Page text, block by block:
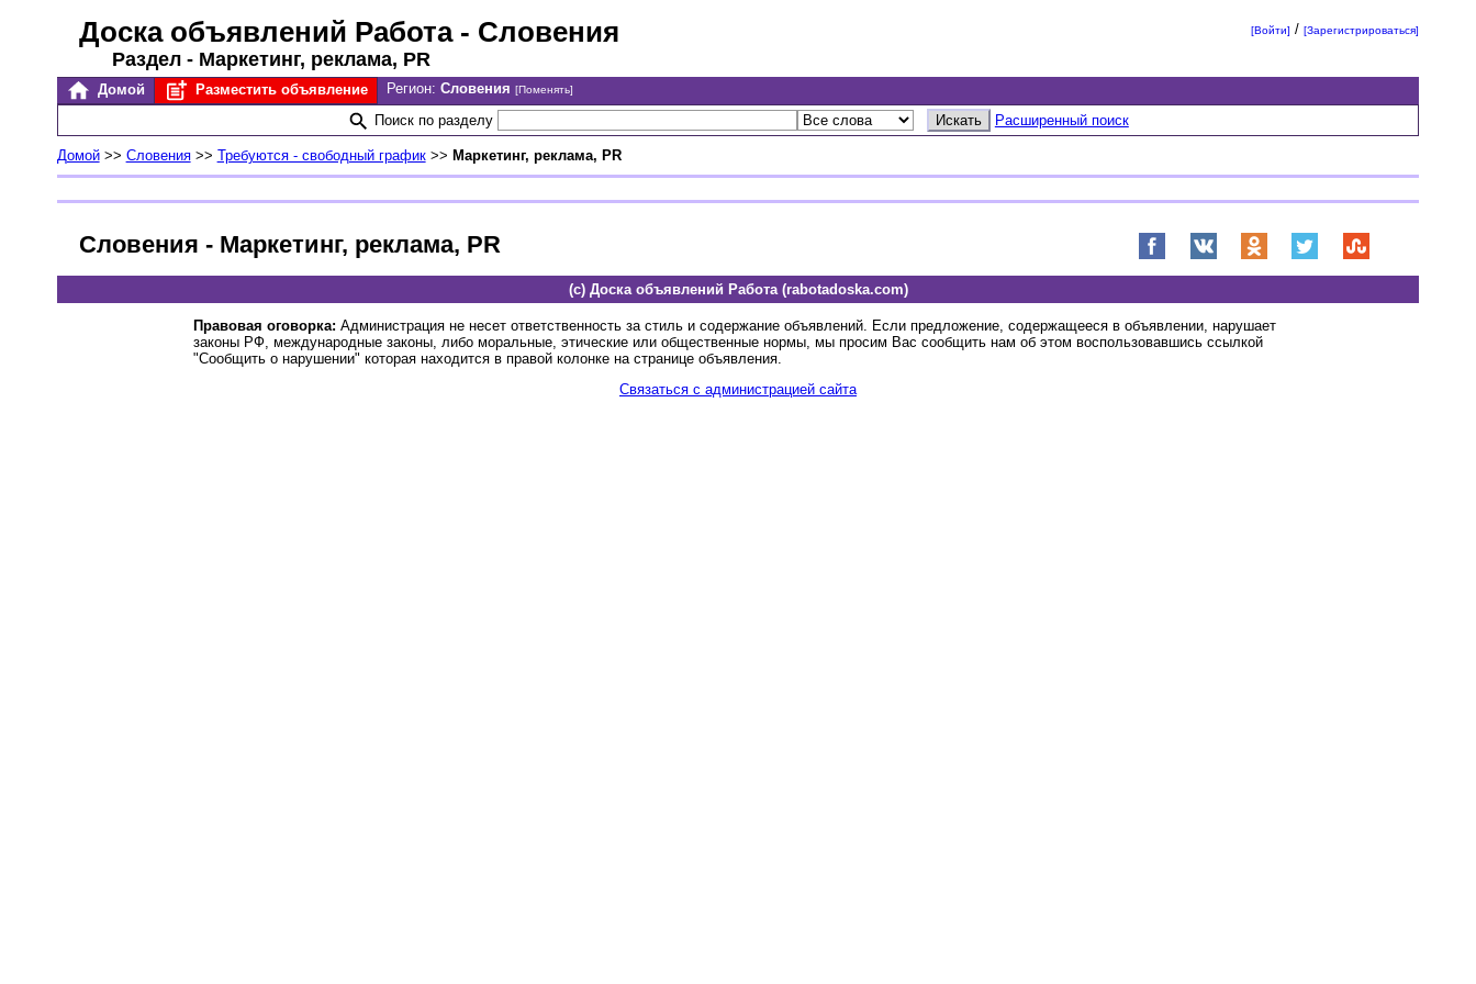
Доска объявлений Работа- Словения
Раздел - Маркетинг, реклама, PR
[Войти] /[Зарегистрироваться]
Домой Разместить объявление Регион: Словения [Поменять]
Поиск по разделу Расширенный поиск
Домой>> Словения>> Требуются - свободный график>> Маркетинг, реклама, PR
Словения - Маркетинг, реклама, PR
(c) Доска объявлений Работа (rabotadoska.com)
Правовая оговорка: Администрация не несет ответственность за стиль и содержание объявлений. Если предложение, содержащееся в объявлении, нарушает
законы РФ, международные законы, либо моральные, этические или общественные нормы, мы просим Вас сообщить нам об этом воспользовавшись ссылкой
"Сообщить о нарушении" которая находится в правой колонке на странице объявления.
Связаться с администрацией сайта